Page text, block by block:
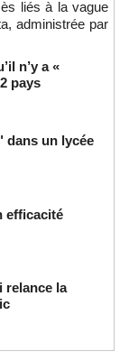
liés à la vague
administrée par
n’y a «
pays
dans un lycée
efficacité
relance la